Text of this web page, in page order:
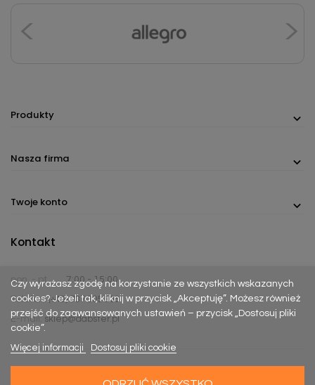
Produkty
Nasza firma
Twoje konto
Czy wyrażasz zgodę na korzystanie ze wszystkich wskazanych
cookies? Jeżeli tak, kliknij w przycisk „Akceptuję”. Możesz również
przejść do zaawansowanych ustawień – przycisk „Dostosuj pliki
cookie”.
Więcej informacji
Dostosuj pliki cookie
Kontakt
pon. - pt.
7:00 - 15:00
Telefon:(+48) 737 305 306
E-mail: sklep@dabster.pl